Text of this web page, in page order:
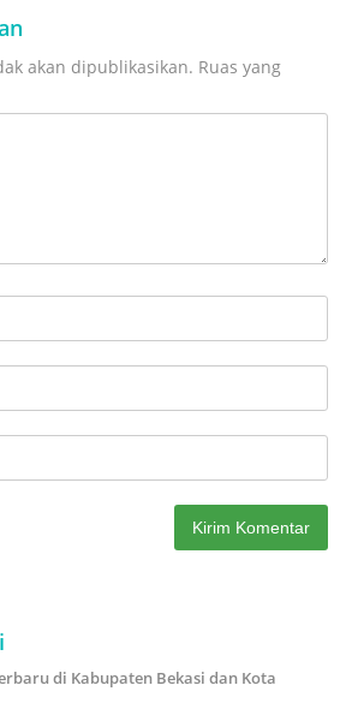
akan dipublikasikan. Ruas yang
di Kabupaten Bekasi dan Kota